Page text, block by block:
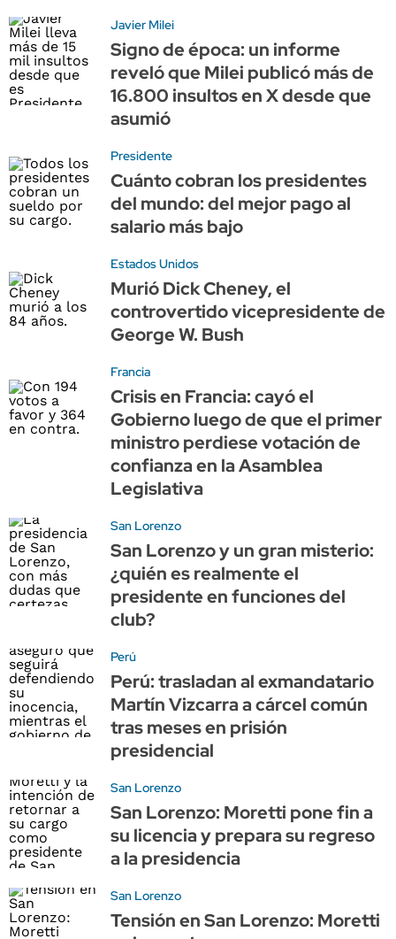
Javier Milei
Signo de época: un informe
reveló que Milei publicó más de
16.800 insultos en X desde que
asumió
Presidente
Cuánto cobran los presidentes
del mundo: del mejor pago al
salario más bajo
Estados Unidos
Murió Dick Cheney, el
controvertido vicepresidente de
George W. Bush
Francia
Crisis en Francia: cayó el
Gobierno luego de que el primer
ministro perdiese votación de
confianza en la Asamblea
Legislativa
San Lorenzo
San Lorenzo y un gran misterio:
¿quién es realmente el
presidente en funciones del
club?
Perú
Perú: trasladan al exmandatario
Martín Vizcarra a cárcel común
tras meses en prisión
presidencial
San Lorenzo
San Lorenzo: Moretti pone fin a
su licencia y prepara su regreso
a la presidencia
San Lorenzo
Tensión en San Lorenzo: Moretti